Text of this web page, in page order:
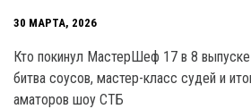
30 МАРТА, 2026
Кто покинул МастерШеф 17 в 8 выпуске
битва соусов, мастер-класс судей и
аматоров шоу СТБ